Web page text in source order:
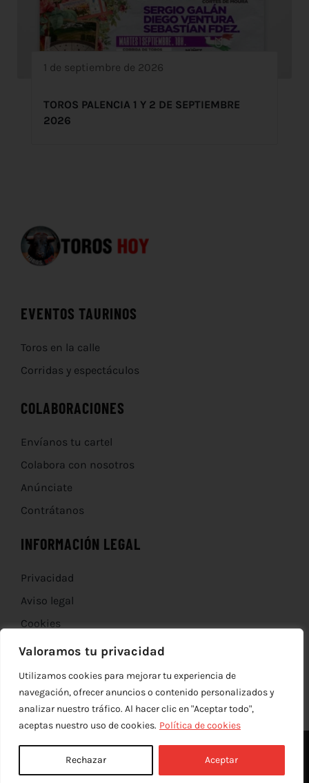
Valoramos tu privacidad
Utilizamos cookies para mejorar tu experiencia de
navegación, ofrecer anuncios o contenido personalizados y
analizar nuestro tráfico. Al hacer clic en "Aceptar todo",
aceptas nuestro uso de cookies. Política de cookies
Rechazar Aceptar
1 de septiembre de 2026
TOROS PALENCIA 1 Y 2 DE SEPTIEMBRE
2026
EVENTOS TAURINOS
Toros en la calle
Corridas y espectáculos
COLABORACIONES
Envíanos tu cartel
Colabora con nosotros
Anúnciate
Contrátanos
INFORMACIÓN LEGAL
Privacidad
Aviso legal
Cookies
Devoluciones
© Copyright 2012 - 2026 | | Todos los derechos reservados